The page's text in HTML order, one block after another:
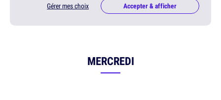
Gérer mes choix Accepter & afficher
MERCREDI